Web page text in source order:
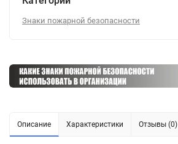
Знаки пожарной безопасности
Описание Характеристики Отзывы (0)